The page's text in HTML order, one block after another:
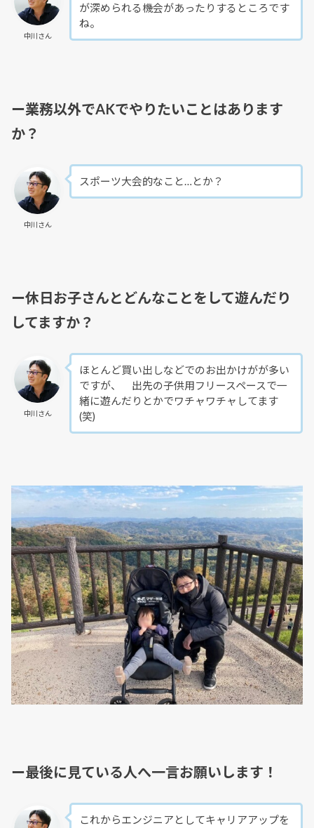
中川さん
が深められる機会があったりするところです
ね。
ー業務以外でAKでやりたいことはあります
か？
中川さん
スポーツ大会的なこと…とか？
ー休日お子さんとどんなことをして遊んだり
してますか？
中川さん
ほとんど買い出しなどでのお出かけがが多い
ですが、 出先の子供用フリースペースで一
緒に遊んだりとかでワチャワチャしてます
(笑)
ー最後に見ている人へ一言お願いします！
これからエンジニアとしてキャリアアップを